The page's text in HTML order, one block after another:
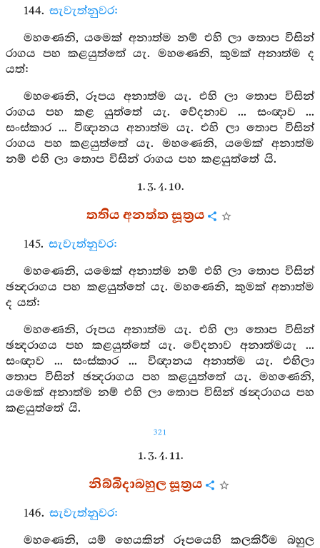
144. සැවැත්නුවර:
මහණෙනි, යමෙක් අනාත්ම නම් එහි ලා තොප විසින්
රාගය පහ කළයුත්තේ යැ. මහණෙනි, කුමක් අනාත්ම ද
යත්:
මහණෙනි, රූපය අනාත්ම යැ. එහි ලා තොප විසින්
රාගය පහ කළ යුත්තේ යැ. වේදනාව ... සංඥාව ...
සංස්කාර ... විඥානය අනාත්ම යැ. එහි ලා තොප විසින්
රාගය පහ කළයුත්තේ යැ. මහණෙනි, යමෙක් අනාත්ම
නම් එහි ලා තොප විසින් රාගය පහ කළයුත්තේ යි.
1. 3. 4. 10.
තතිය අනත්ත සූත්‍රය
145. සැවැත්නුවර:
මහණෙනි, යමෙක් අනාත්ම නම් එහි ලා තොප විසින්
ඡන්‍දරාගය පහ කළයුත්තේ යැ. මහණෙනි, කුමක් අනාත්ම
ද යත්:
මහණෙනි, රූපය අනාත්ම යැ. එහි ලා තොප විසින්
ඡන්‍දරාගය පහ කළයුත්තේ යැ. වේදනාව අනාත්මයැ ...
සංඥාව ... සංස්කාර ... විඥානය අනාත්ම යැ. එහිලා
තොප විසින් ඡන්‍දරාගය පහ කළයුත්තේ යැ. මහණෙනි,
යමෙක් අනාත්ම නම් එහි ලා තොප විසින් ඡන්‍දරාගය පහ
කළයුත්තේ යි.
321
1. 3. 4. 11.
නිබ්බිදාබහුල සූත්‍රය
146. සැවැත්නුවර:
මහණෙනි, යම් හෙයකින් රූපයෙහි කලකිරීම බහුල